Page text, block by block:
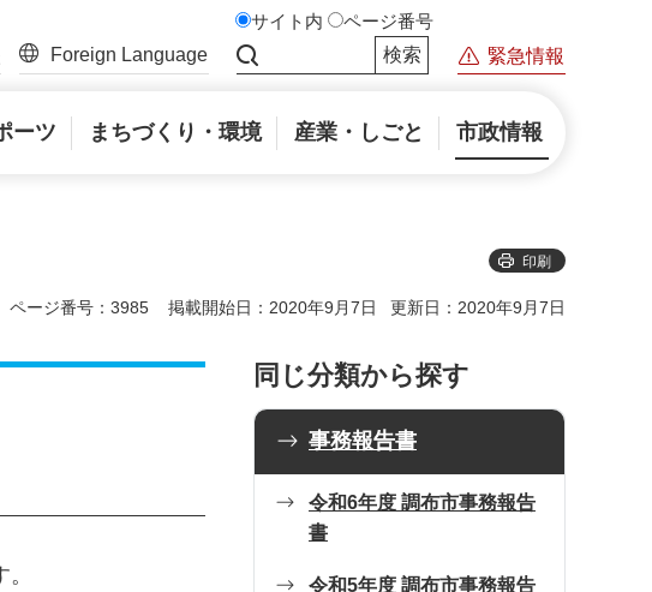
Foreign Language
サイト内 ページ番号
緊急情報
ーツ まちづくり・環境 産業・しごと 市政情報
印刷
ページ番号：3985 掲載開始日：2020年9月7日 更新日：2020年9月7日
同じ分類から探す
事務報告書
令和6年度 調布市事務報告
書
令和5年度 調布市事務報告